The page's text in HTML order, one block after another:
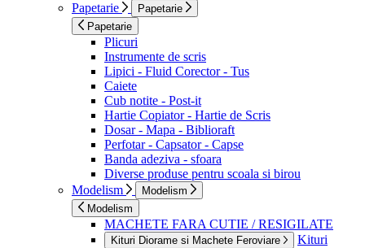
Papetarie
Papetarie
Papetarie
Plicuri
Instrumente de scris
Lipici - Fluid Corector - Tus
Caiete
Cub notite - Post-it
Hartie Copiator - Hartie de Scris
Dosar - Mapa - Biblioraft
Perfotar - Capsator - Capse
Banda adeziva - sfoara
Diverse produse pentru scoala si birou
Modelism
Modelism
Modelism
MACHETE FARA CUTIE / RESIGILATE
Kituri Diorame si Machete Feroviare
Kituri